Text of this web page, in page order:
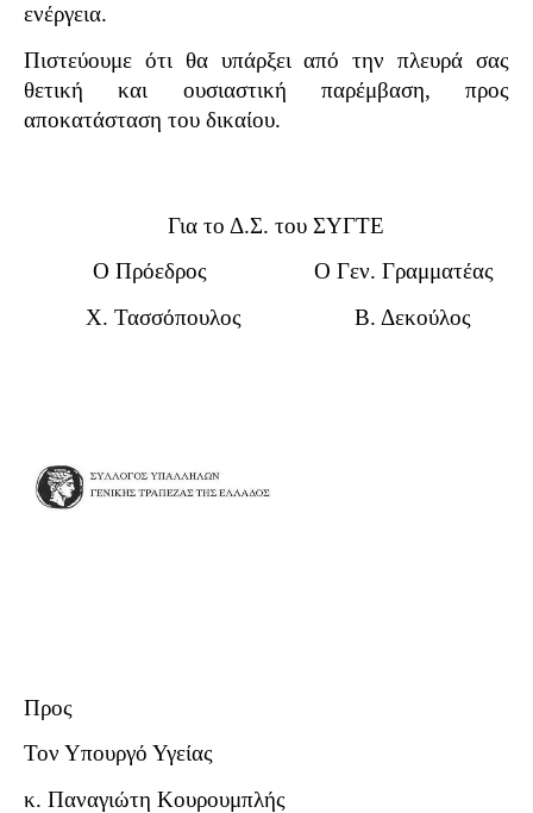
ενέργεια.
Πιστεύουμε ότι θα υπάρξει από την πλευρά σας
θετική και ουσιαστική παρέμβαση, προς
αποκατάσταση του δικαίου.
Για το Δ.Σ. του ΣΥΓΤΕ
Ο Πρόεδρος Ο Γεν. Γραμματέας
Χ. Τασσόπουλος Β. Δεκούλος
Προς
Τον Υπουργό Υγείας
κ. Παναγιώτη Κουρουμπλής